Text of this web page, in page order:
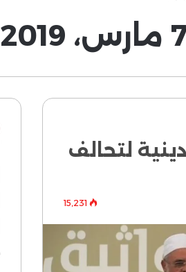
2019
لتحالف
15٬231